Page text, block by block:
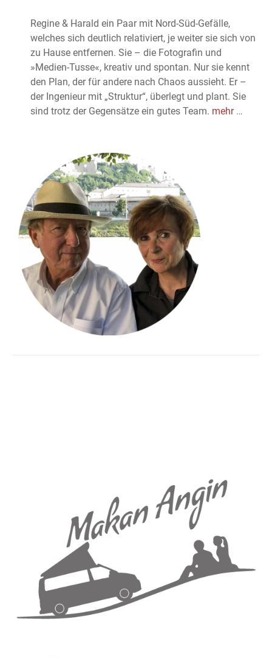
Regine & Harald ein Paar mit Nord-Süd-Gefälle,
welches sich deutlich relativiert, je weiter sie sich von
zu Hause entfernen. Sie – die Fotografin und
»Medien-Tusse«, kreativ und spontan. Nur sie kennt
den Plan, der für andere nach Chaos aussieht. Er –
der Ingenieur mit „Struktur“, überlegt und plant. Sie
sind trotz der Gegensätze ein gutes Team. mehr …